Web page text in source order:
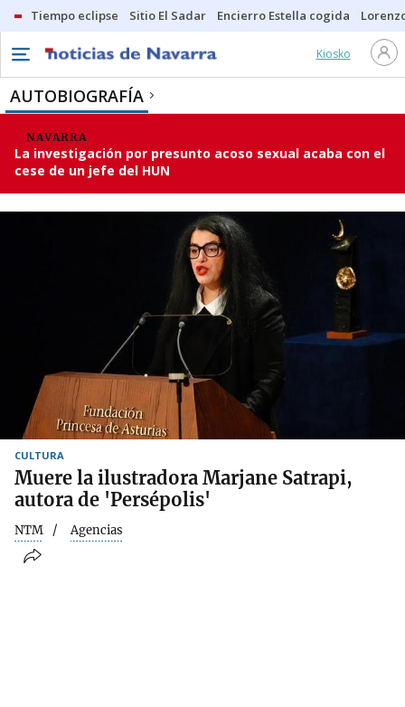
Tiempo eclipse Sitio El Sadar Encierro Estella cogida
Kiosko
AUTOBIOGRAFÍA
NAVARRA
La investigación por presunto acoso sexual acaba con el
cese de un jefe del HUN
CULTURA
Muere la ilustradora Marjane Satrapi,
autora de 'Persépolis'
NTM Agencias